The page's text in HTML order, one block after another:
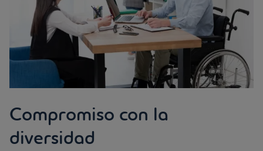
Compromiso con la
diversidad